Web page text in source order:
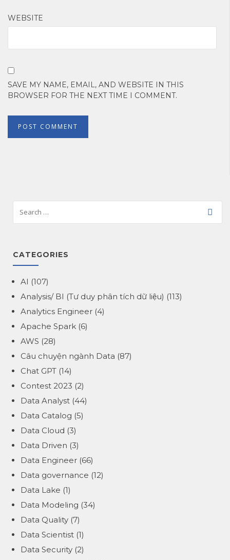
WEBSITE
SAVE MY NAME, EMAIL, AND WEBSITE IN THIS
BROWSER FOR THE NEXT TIME I COMMENT.
CATEGORIES
AI (107)
Analysis/ BI (Tư duy phân tích dữ liệu) (113)
Analytics Engineer (4)
Apache Spark (6)
AWS (28)
Câu chuyện ngành Data (87)
Chat GPT (14)
Contest 2023 (2)
Data Analyst (44)
Data Catalog (5)
Data Cloud (3)
Data Driven (3)
Data Engineer (66)
Data governance (12)
Data Lake (1)
Data Modeling (34)
Data Quality (7)
Data Scientist (1)
Data Security (2)